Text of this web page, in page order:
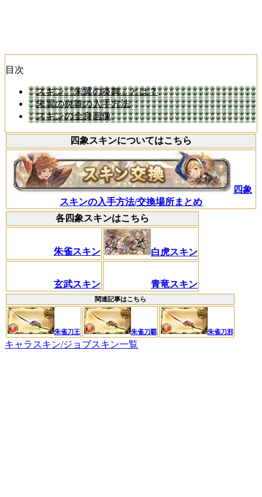
目次
スキン『朱翼の炎舞』とは？
朱翼の炎舞の入手方法
スキンの全身画像
四象スキンについてはこちら
四象
スキンの入手方法/交換場所まとめ
各四象スキンはこちら
朱雀スキン 白虎スキン
玄武スキン 青竜スキン
関連記事はこちら
朱雀刀王 朱雀刀覇 朱雀刀邪
キャラスキン/ジョブスキン一覧